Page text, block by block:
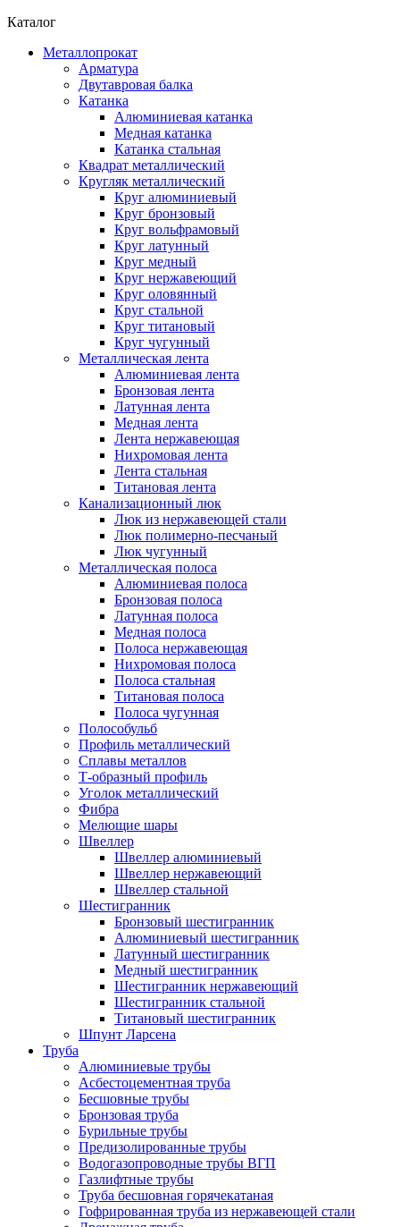
Каталог
Металлопрокат
Арматура
Двутавровая балка
Катанка
Алюминиевая катанка
Медная катанка
Катанка стальная
Квадрат металлический
Кругляк металлический
Круг алюминиевый
Круг бронзовый
Круг вольфрамовый
Круг латунный
Круг медный
Круг нержавеющий
Круг оловянный
Круг стальной
Круг титановый
Круг чугунный
Металлическая лента
Алюминиевая лента
Бронзовая лента
Латунная лента
Медная лента
Лента нержавеющая
Нихромовая лента
Лента стальная
Титановая лента
Канализационный люк
Люк из нержавеющей стали
Люк полимерно-песчаный
Люк чугунный
Металлическая полоса
Алюминиевая полоса
Бронзовая полоса
Латунная полоса
Медная полоса
Полоса нержавеющая
Нихромовая полоса
Полоса стальная
Титановая полоса
Полоса чугунная
Полособульб
Профиль металлический
Сплавы металлов
Т-образный профиль
Уголок металлический
Фибра
Мелющие шары
Швеллер
Швеллер алюминиевый
Швеллер нержавеющий
Швеллер стальной
Шестигранник
Бронзовый шестигранник
Алюминиевый шестигранник
Латунный шестигранник
Медный шестигранник
Шестигранник нержавеющий
Шестигранник стальной
Титановый шестигранник
Шпунт Ларсена
Труба
Алюминиевые трубы
Асбестоцементная труба
Бесшовные трубы
Бронзовая труба
Бурильные трубы
Предизолированные трубы
Водогазопроводные трубы ВГП
Газлифтные трубы
Труба бесшовная горячекатаная
Гофрированная труба из нержавеющей стали